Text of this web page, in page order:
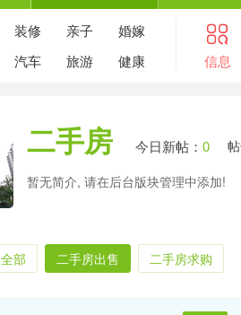
装修 亲子
婚嫁
汽车 旅游 健康 信息
二手房 今日新帖： 0
暂无简介, 请在后台版块管理中添加!
全部 二手房出售 二手房求购